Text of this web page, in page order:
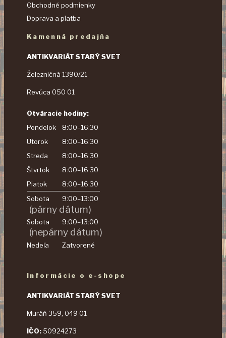
Obchodné podmienky
Doprava a platba
Kamenná predajňa
ANTIKVARIÁT STARÝ SVET
Železničná 1390/21
Revúca 050 01
Otváracie hodiny:
Pondelok
8:00–16:30
Utorok
8:00–16:30
Streda
8:00–16:30
Štvrtok
8:00–16:30
Piatok
8:00–16:30
Sobota
9:00–13:00
(párny dátum)
Sobota 9:00–13:00
(nepárny dátum)
Nedeľa Zatvorené
Informácie o e-shope
ANTIKVARIÁT STARÝ SVET
Muráň 359, 049 01
IČO: 50924273